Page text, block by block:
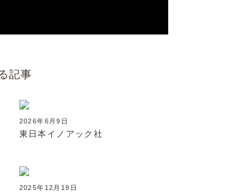
記事
2026年6月9日
東日本イノアック社
2025年12月19日